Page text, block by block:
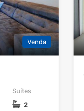
Venda
Suítes
2